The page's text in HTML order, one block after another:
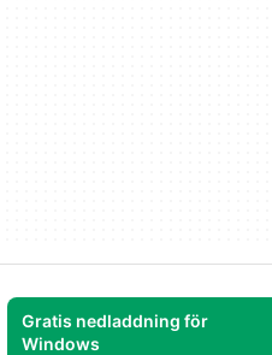
Gratis nedladdning för
Windows